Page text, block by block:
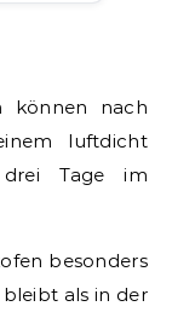
können nach
luftdicht
drei Tage im
besonders
als in der